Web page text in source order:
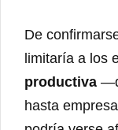
De
limitaría a los
productiva
hasta